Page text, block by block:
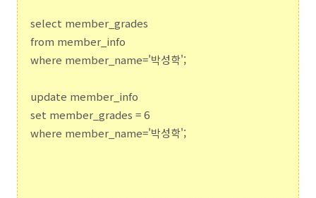
select member_grades
from member_info
where member_name='박성학';
update member_info
set member_grades = 6
where member_name='박성학';